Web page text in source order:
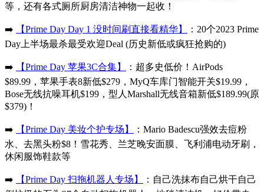
等，还有各式厕所厨房清洁神物一起收！
➡️ 【Prime Day Day 1 没时间刷直接看精华】
：20个2023 Prime
Day上半场最杀最受欢迎Deal (历史新低或疯狂抢购的)
➡️ 【Prime Day 苹果3C合集】
：超多史低价！AirPods
$89.99，苹果手表8新低$279，MyQ车库门智能开关$19.99，
Bose无线抗噪耳机$199，型人Marshall无线音箱新低$189.99(原
$379)！
➡️ 【Prime Day 美妆个护专场】
：Mario Badescu强效去痘粉
水、去黑头粉$8！雪花秀、兰芝晚安面膜、飞利浦电动牙刷，
休闲服饰鞋款等
➡️ 【Prime Day 扫拖机器人专场】
：自己洗抹布自己烘干自己